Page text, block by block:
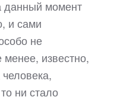
данный момент
и сами
не
известно,
человека,
ни стало